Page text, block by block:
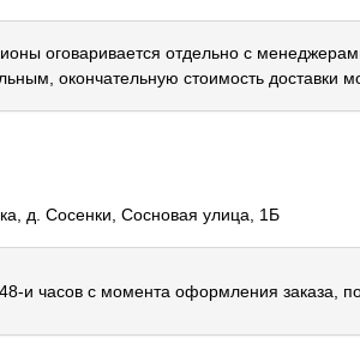
оговаривается отдельно с
окончательную стоимость доставки
д. Сосенки, Сосновая улица, 1Б
и часов с момента оформления заказа,